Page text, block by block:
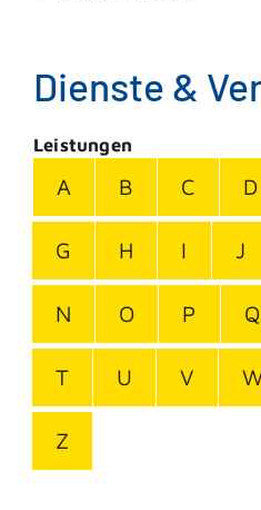
Dienste &
Leistungen
A B C D
G H I J
N O P Q
T U V
Z